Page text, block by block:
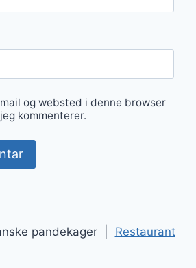
og websted i denne browser
kommenterer.
pandekager | Restaurant